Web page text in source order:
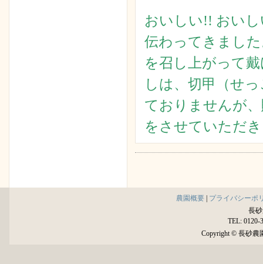
おいしい!! おい
伝わってきまし
を召し上がって
しは、切甲（せ
ておりませんが
をさせていただ
農園概要
プライバシーポ
長
TEL:
Copyright © 長砂農